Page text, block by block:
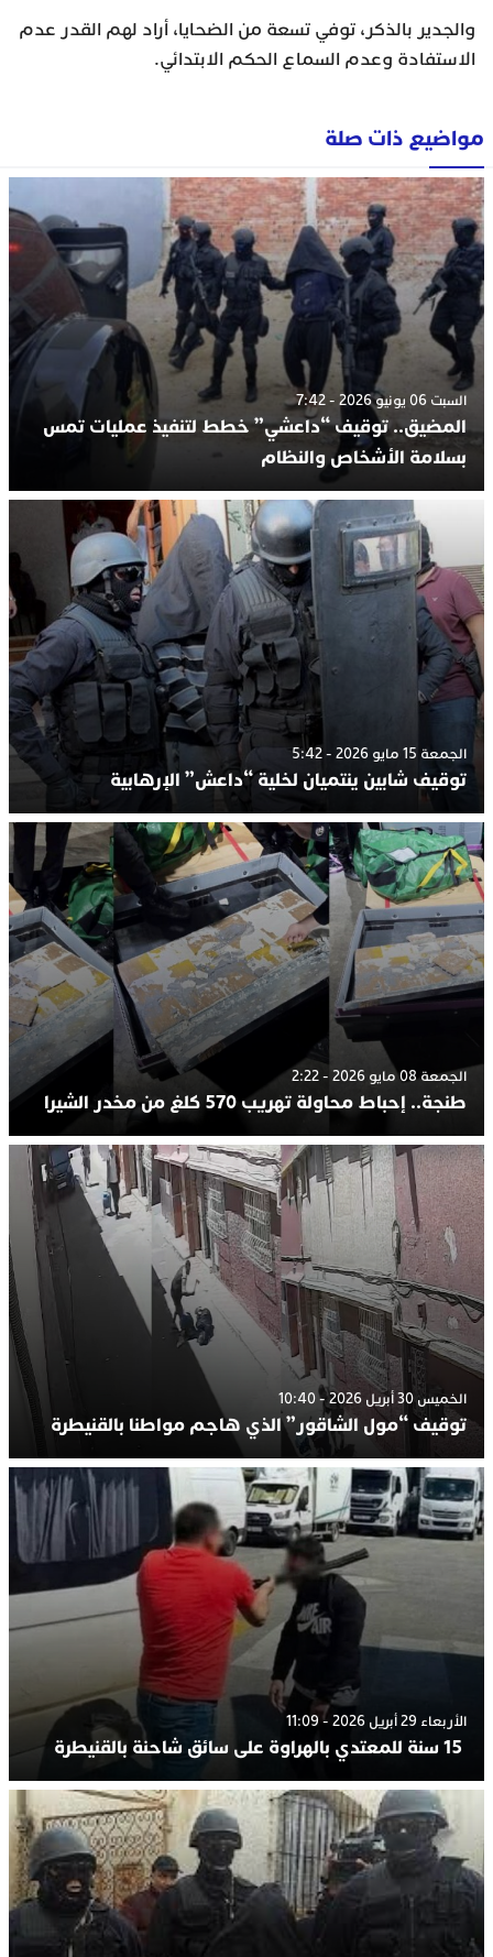
والجدير بالذكر، توفي تسعة من الضحايا، أراد لهم القدر عدم
الاستفادة وعدم السماع الحكم الابتدائي.
مواضيع ذات صلة
السبت 06 يونيو 2026 - 7:42
المضيق.. توقيف “داعشي” خطط لتنفيذ عمليات تمس
بسلامة الأشخاص والنظام
الجمعة 15 مايو 2026 - 5:42
توقيف شابين ينتميان لخلية “داعش” الإرهابية
الجمعة 08 مايو 2026 - 2:22
طنجة.. إحباط محاولة تهريب 570 كلغ من مخدر الشيرا
الخميس 30 أبريل 2026 - 10:40
توقيف “مول الشاقور” الذي هاجم مواطنا بالقنيطرة
الأربعاء 29 أبريل 2026 - 11:09